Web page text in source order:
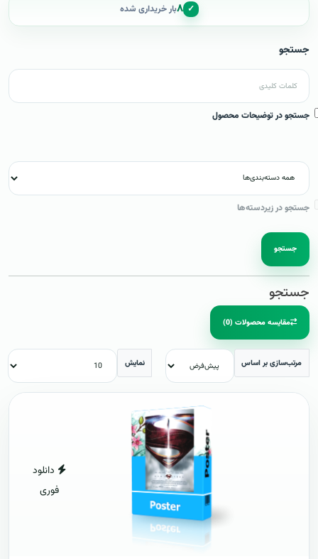
✓ ۸بار خریداری شده
جستجو
جستجو در توضیحات محصول
جستجو در زیردسته‌ها
جستجو
جستجو
مقایسه محصولات (0)
مرتب‌سازی بر اساس نمایش
دانلود
فوری